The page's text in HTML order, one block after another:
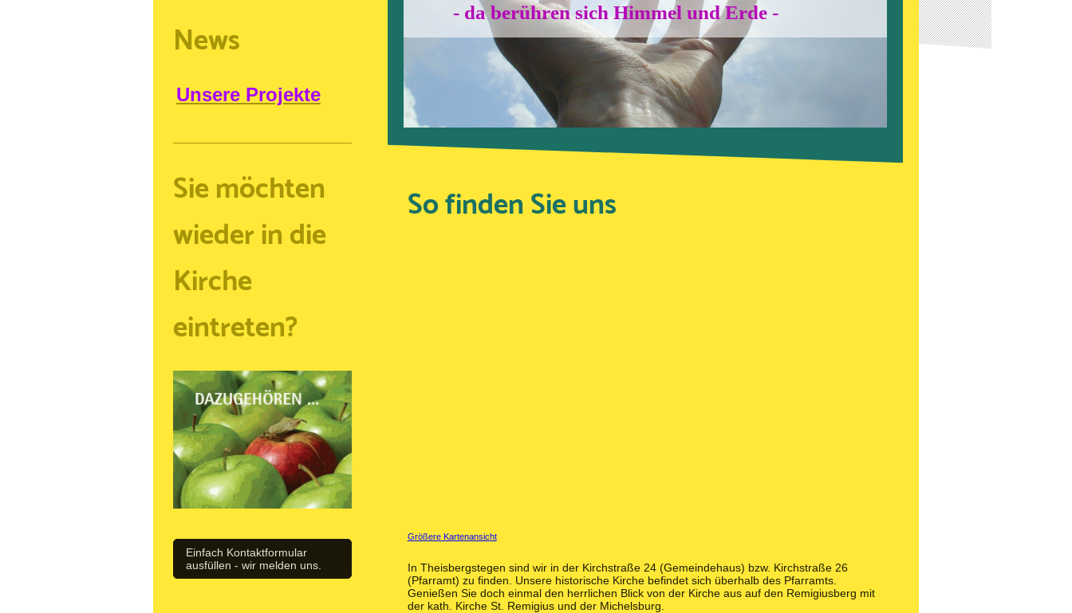
- da berühren sich Himmel und Erde -
So finden Sie uns
Größere Kartenansicht
In Theisbergstegen sind wir in der Kirchstraße 24 (Gemeindehaus) bzw. Kirchstraße 26
(Pfarramt) zu finden. Unsere historische Kirche befindet sich überhalb des Pfarramts.
Genießen Sie doch einmal den herrlichen Blick von der Kirche aus auf den Remigiusberg mit
der kath. Kirche St. Remigius und der Michelsburg.
News
Unsere Projekte
Sie möchten
wieder in die
Kirche
eintreten?
Einfach Kontaktformular
ausfüllen - wir melden uns.